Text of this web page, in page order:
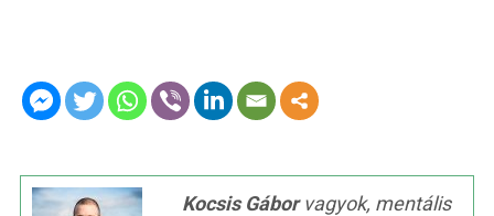
Kocsis Gáborvagyok, mentális